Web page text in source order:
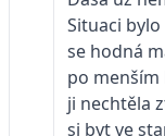
Situaci
se hodná
po
ji nechtěla
si byt ve